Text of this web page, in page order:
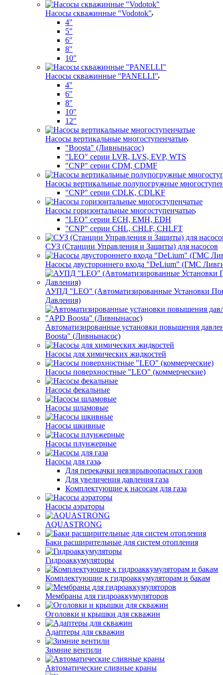
Насосы скважинные "Vodotok"
4"
5"
6"
8"
10"
Насосы скважинные "PANELLI"
4"
6"
8"
10"
12"
Насосы вертикальные многоступенчатые
"Boosta" (Ливнынасос)
"LEO" серии LVR, LVS, EVP, WTS
"CNP" серии CDM, CDMF
Насосы вертикальные полупогружные
"CNP" серии CDLK, CDLKF
Насосы горизонтальные многоступенчатые
"LEO" серии ECH, EMH, EDH
"CNP" серии CHL, CHLF, CHLFT
СУЗ (Станции Управления и Защиты) для насосов
Насосы двустороннего входа "DeLium" (ГМС
АУПД "LEO" (Автоматизированные Установки
Давления)
Автоматизированные установки повышения
Boosta" (Ливнынасос)
Насосы для химических жидкостей
Насосы поверхностные "LEO" (коммерческие)
Насосы фекальные
Насосы шламовые
Насосы шкивные
Насосы плунжерные
Насосы для газа
Для перекачки невзврывоопасных газов
Для увеличения давления газа
Комплектующие к насосам для газа
Насосы аэраторы
AQUASTRONG
Баки расширительные для систем отопления
Гидроаккумуляторы
Комплектующие к гидроаккумуляторам и бакам
Мембраны для гидроаккумуляторов
Оголовки и крышки для скважин
Адаптеры для скважин
Зимние вентили
Автоматические сливные краны